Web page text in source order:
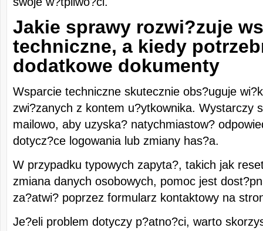
Jakie sprawy rozwi?zuje
techniczne, a kiedy
dodatkowe dokumenty
Wsparcie techniczne skutecznie obs?uguje
zwi?zanych z kontem u?ytkownika. Wystarczy
mailowo, aby uzyska? natychmiastow?
dotycz?ce logowania lub zmiany has?a.
W przypadku typowych zapyta?, takich jak
zmiana danych osobowych, pomoc jest
za?atwi? poprzez formularz kontaktowy na
Je?eli problem dotyczy p?atno?ci, warto